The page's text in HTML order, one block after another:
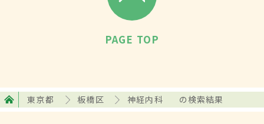
PAGE TOP
東京都 板橋区 神経内科 の検索結果